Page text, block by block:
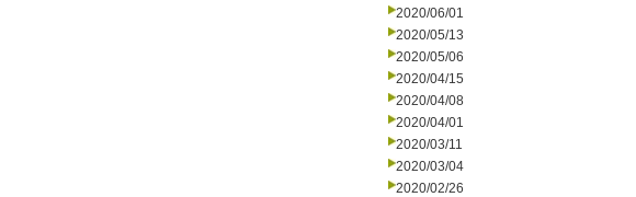
2020/06/01
2020/05/13
2020/05/06
2020/04/15
2020/04/08
2020/04/01
2020/03/11
2020/03/04
2020/02/26